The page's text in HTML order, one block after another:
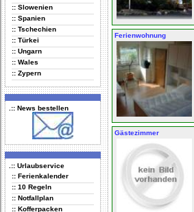
:: Slowenien
:: Spanien
:: Tschechien
:: Türkei
:: Ungarn
:: Wales
:: Zypern
.:: News bestellen
.:: Urlaubservice
:: Ferienkalender
:: 10 Regeln
:: Notfallplan
:: Kofferpacken
Ferienwohnung
Gästezimmer